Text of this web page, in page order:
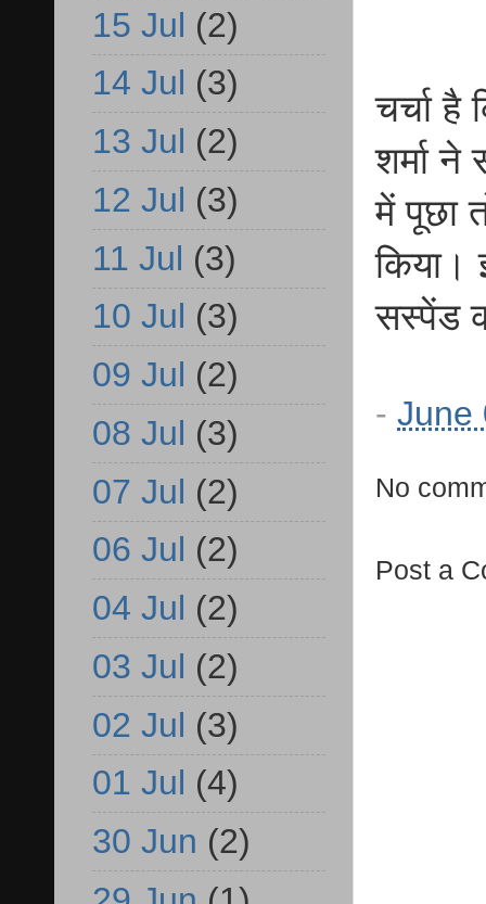
चर्चा
शर्मा
में पूछा
किया।
सस्पेंड
- June
No
Post a
15 Jul (2)
14 Jul (3)
13 Jul (2)
12 Jul (3)
11 Jul (3)
10 Jul (3)
09 Jul (2)
08 Jul (3)
07 Jul (2)
06 Jul (2)
04 Jul (2)
03 Jul (2)
02 Jul (3)
01 Jul (4)
30 Jun (2)